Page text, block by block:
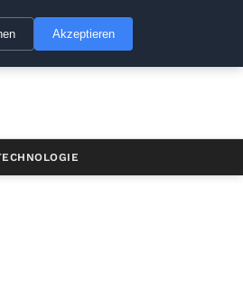
Akzeptieren